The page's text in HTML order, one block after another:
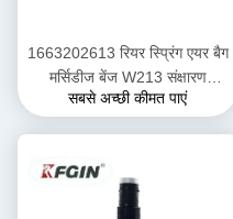
1663202613 रियर स्प्रिंग एयर बैग
मर्सिडीज बेंज W213 संक्षारण
प्रतिरोधी
सबसे अच्छी कीमत पाएं